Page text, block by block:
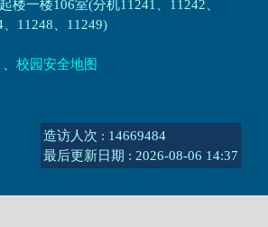
楼一楼106室(分机11241、11242、
、11248、11249)
、 校园安全地图
造访人次 : 14669484
最后更新日期 : 2026-08-06 14:37